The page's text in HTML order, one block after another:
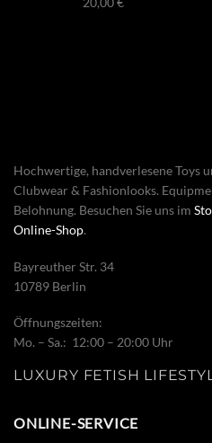
Hochwertige, handverlesene Toys
Clubwear & Fashionlooks.
Belohnung. Besuchen Sie uns im
Online-Shop.
Bayreuther Str. 34
10789 Berlin
Öffnungszeiten:
Mo. – Sa.: 12:00 – 20:00 Uhr
LUXURY FETISH
ONLINE-SERVICE